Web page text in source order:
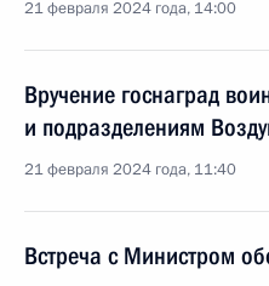
21 февраля 2024 года, 14:00
Вручение госнаград
и подразделениям
21 февраля 2024 года, 11:40
Встреча с Министром